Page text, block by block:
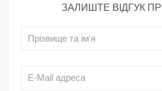
ЗАЛИШТЕ ВІДГУК